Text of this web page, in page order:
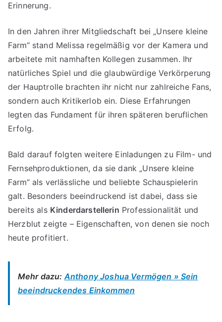
Erinnerung.
In den Jahren ihrer Mitgliedschaft bei „Unsere kleine
Farm“ stand Melissa regelmäßig vor der Kamera und
arbeitete mit namhaften Kollegen zusammen. Ihr
natürliches Spiel und die glaubwürdige Verkörperung
der Hauptrolle brachten ihr nicht nur zahlreiche Fans,
sondern auch Kritikerlob ein. Diese Erfahrungen
legten das Fundament für ihren späteren beruflichen
Erfolg.
Bald darauf folgten weitere Einladungen zu Film- und
Fernsehproduktionen, da sie dank „Unsere kleine
Farm“ als verlässliche und beliebte Schauspielerin
galt. Besonders beeindruckend ist dabei, dass sie
bereits als Kinderdarstellerin Professionalität und
Herzblut zeigte – Eigenschaften, von denen sie noch
heute profitiert.
Mehr dazu:Anthony Joshua Vermögen » Sein
beeindruckendes Einkommen